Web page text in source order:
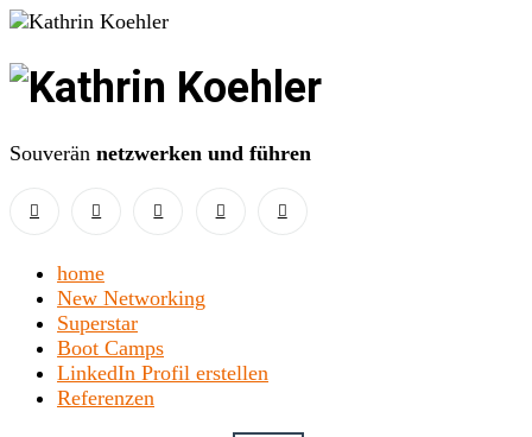
Kathrin
Koehler
Souverän netzwerken und führen
home
New Networking
Superstar
Boot Camps
LinkedIn Profil erstellen
Referenzen